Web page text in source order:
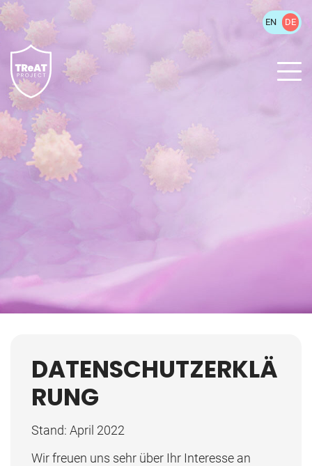
EN DE
DATENSCHUTZERKLÄ
RUNG
Stand: April 2022
Wir freuen uns sehr über Ihr Interesse an